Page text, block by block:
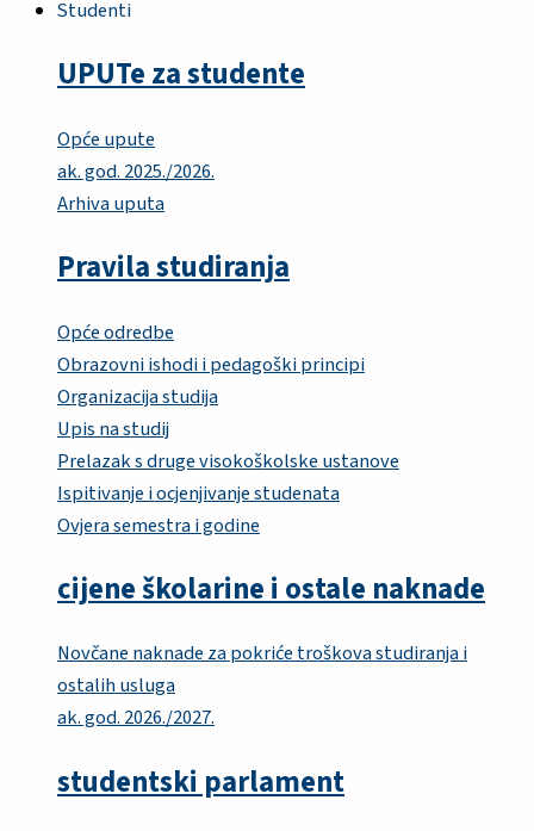
Studenti
UPUTe za studente
Opće upute
ak. god. 2025./2026.
Arhiva uputa
Pravila studiranja
Opće odredbe
Obrazovni ishodi i pedagoški principi
Organizacija studija
Upis na studij
Prelazak s druge visokoškolske ustanove
Ispitivanje i ocjenjivanje studenata
Ovjera semestra i godine
cijene školarine i ostale naknade
Novčane naknade za pokriće troškova studiranja i
ostalih usluga
ak. god. 2026./2027.
studentski parlament